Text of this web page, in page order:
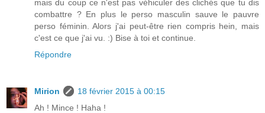
mais du coup ce n'est pas véhiculer des clichés que tu dis
combattre ? En plus le perso masculin sauve le pauvre
perso féminin. Alors j'ai peut-être rien compris hein, mais
c'est ce que j'ai vu. :) Bise à toi et continue.
Répondre
Mirion
18 février 2015 à 00:15
Ah ! Mince ! Haha !